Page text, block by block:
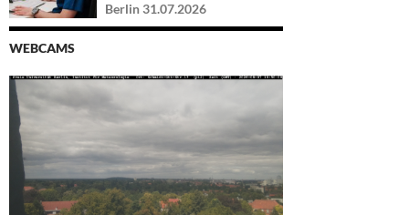
Berlin 31.07.2026
WEBCAMS